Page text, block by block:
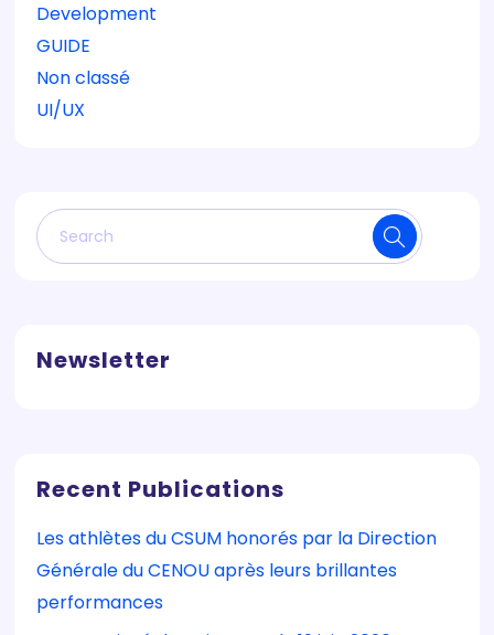
Development
GUIDE
Non classé
UI/UX
Newsletter
Recent Publications
Les athlètes du CSUM honorés par la Direction
Générale du CENOU après leurs brillantes
performances